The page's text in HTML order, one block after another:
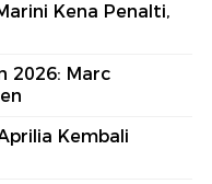
Kena Penalti,
2026: Marc
Kembali